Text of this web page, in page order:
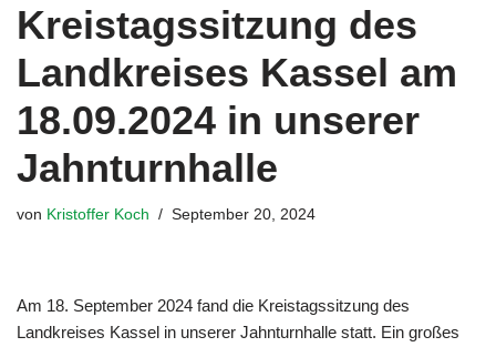
Kreistagssitzung des
Landkreises Kassel am
18.09.2024 in unserer
Jahnturnhalle
von Kristoffer Koch September 20, 2024
Am 18. September 2024 fand die Kreistagssitzung des
Landkreises Kassel in unserer Jahnturnhalle statt. Ein großes